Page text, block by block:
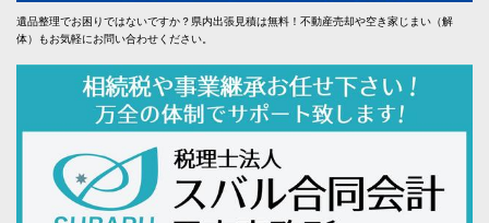
遺品整理でお困りではないですか？県内出張見積は無料！不動産売却や空き家じまい（解
体）もお気軽にお問い合わせください。